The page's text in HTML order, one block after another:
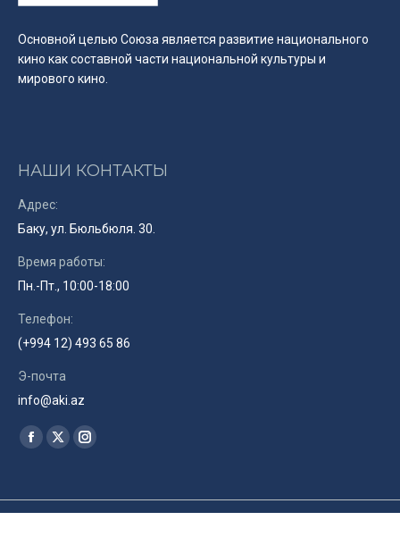
Основной целью Союза является развитие национального
кино как составной части национальной культуры и
мирового кино.
НАШИ КОНТАКТЫ
Адрес:
Баку, ул. Бюльбюля. 30.
Время работы:
Пн.-Пт., 10:00-18:00
Телефон:
(+994 12) 493 65 86
Э-почта
info@aki.az
Найдите нас:
Facebook
in
X
in
Instagram
in